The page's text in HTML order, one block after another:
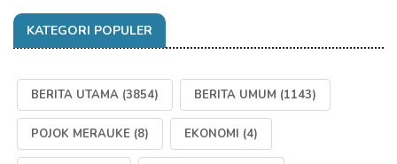
KATEGORI POPULER
BERITA UTAMA (3854) BERITA UMUM (1143)
POJOK MERAUKE (8) EKONOMI (4)